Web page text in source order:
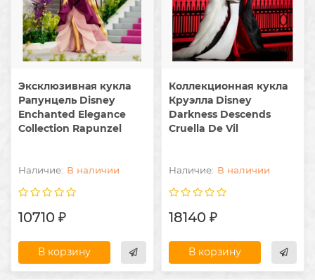
Эксклюзивная кукла
Рапунцель Disney
Enchanted Elegance
Collection Rapunzel
В наличии
10710 ₽
В корзину
Коллекционная кукла
Круэлла Disney
Darkness Descends
Cruella De Vil
В наличии
18140 ₽
В корзину